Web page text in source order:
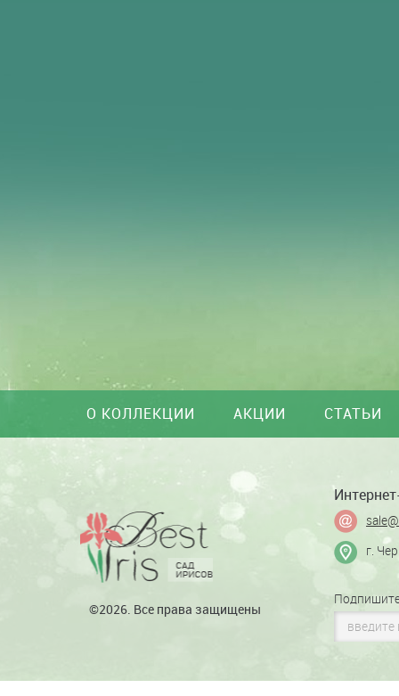
О КОЛЛЕКЦИИ АКЦИИ СТАТЬИ
©2026. Все права защищены
г.